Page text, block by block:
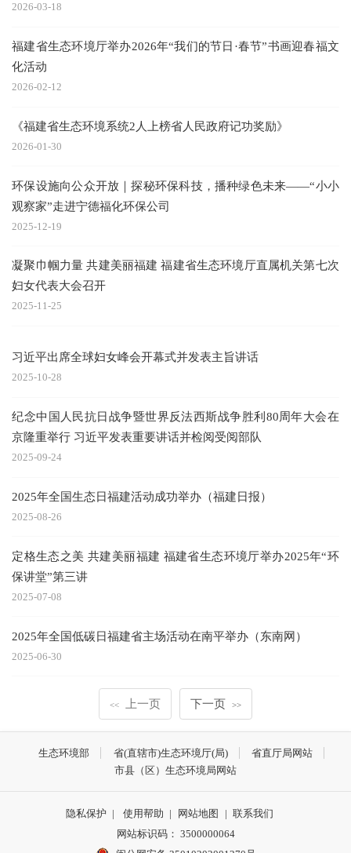
2026-03-18
福建省生态环境厅举办2026年“我们的节日·春节”书画迎春福文
化活动
2026-02-12
《福建省生态环境系统2人上榜省人民政府记功奖励》
2026-01-30
环保设施向公众开放｜探秘环保科技，播种绿色未来——“小小
观察家”走进宁德福化环保公司
2025-12-19
凝聚巾帼力量 共建美丽福建 福建省生态环境厅直属机关第七次
妇女代表大会召开
2025-11-25
习近平出席全球妇女峰会开幕式并发表主旨讲话
2025-10-28
纪念中国人民抗日战争暨世界反法西斯战争胜利80周年大会在
京隆重举行 习近平发表重要讲话并检阅受阅部队
2025-09-24
2025年全国生态日福建活动成功举办（福建日报）
2025-08-26
定格生态之美 共建美丽福建 福建省生态环境厅举办2025年“环
保讲堂”第三讲
2025-07-08
2025年全国低碳日福建省主场活动在南平举办（东南网）
2025-06-30
<< 上一页 下一页 >>
生态环境部 省(直辖市)生态环境厅(局)
省直厅局网站
市县（区）生态环境局网站
隐私保护 | 使用帮助 | 网站地图 | 联系我们
网站标识码： 3500000064